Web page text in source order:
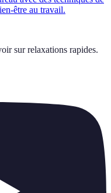
être au travail.
sur relaxations rapides.